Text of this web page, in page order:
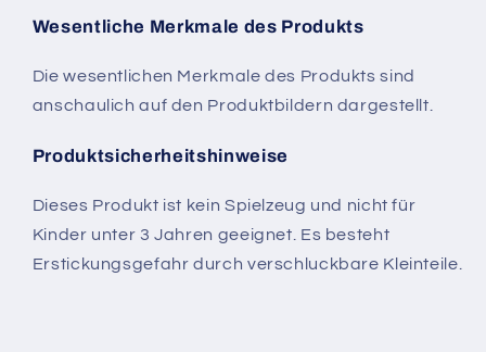
Wesentliche Merkmale des Produkts
Die wesentlichen Merkmale des Produkts sind
anschaulich auf den Produktbildern dargestellt.
Produktsicherheitshinweise
Dieses Produkt ist kein Spielzeug und nicht für
Kinder unter 3 Jahren geeignet. Es besteht
Erstickungsgefahr durch verschluckbare Kleinteile.